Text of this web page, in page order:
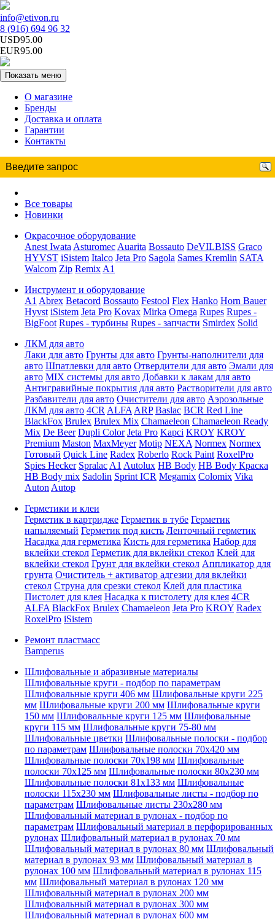
info@etivon.ru
8 (916) 694 96 32
USD95.00
EUR95.00
Показать меню
О магазине
Бренды
Доставка и оплата
Гарантии
Контакты
Все товары
Новинки
Окрасочное оборудование
Anest Iwata Asturomec Auarita Bossauto DeVILBISS Graco
HYVST iSistem Italco Jeta Pro Sagola Sames Kremlin SATA
Walcom Zip Remix A1
Инструмент и оборудование
A1 Abrex Betacord Bossauto Festool Flex Hanko Horn Bauer
Hyvst iSistem Jeta Pro Kovax Mirka Omega Rupes Rupes -
BigFoot Rupes - турбины Rupes - запчасти Smirdex Solid
ЛКМ для авто
Лаки для авто Грунты для авто Грунты-наполнители для
авто Шпатлевки для авто Отвердители для авто Эмали для
авто MIX системы для авто Добавки к лакам для авто
Антигравийные покрытия для авто Растворители для авто
Разбавители для авто Очистители для авто Аэрозольные
ЛКМ для авто 4CR ALFA ARP Baslac BCR Red Line
BlackFox Brulex Brulex Mix Chamaeleon Chamaeleon Ready
Mix De Beer Dupli Color Jeta Pro Kapci KROY KROY
Premium Maston MaxMeyer Motip NEXA Normex Normex
Готовый Quick Line Radex Roberlo Rock Paint RoxelPro
Spies Hecker Spralac A1 Autolux HB Body HB Body Краска
HB Body mix Sadolin Sprint ICR Megamix Colomix Vika
Auton Autop
Герметики и клеи
Герметик в картридже Герметик в тубе Герметик
напыляемый Герметик под кисть Ленточный герметик
Насадка для герметика Кисть для герметика Набор для
вклейки стекол Герметик для вклейки стекол Клей для
вклейки стекол Грунт для вклейки стекол Аппликатор для
грунта Очиститель + активатор адгезии для вклейки
стекол Струна для срезки стекол Клей для пластика
Пистолет для клея Насадка к пистолету для клея 4CR
ALFA BlackFox Brulex Chamaeleon Jeta Pro KROY Radex
RoxelPro iSistem
Ремонт пластмасс
Bamperus
Шлифовальные и абразивные материалы
Шлифовальные круги - подбор по параметрам
Шлифовальные круги 406 мм Шлифовальные круги 225
мм Шлифовальные круги 200 мм Шлифовальные круги
150 мм Шлифовальные круги 125 мм Шлифовальные
круги 115 мм Шлифовальные круги 75-80 мм
Шлифовальные цветки Шлифовальные полоски - подбор
по параметрам Шлифовальные полоски 70x420 мм
Шлифовальные полоски 70x198 мм Шлифовальные
полоски 70x125 мм Шлифовальные полоски 80x230 мм
Шлифовальные полоски 81x133 мм Шлифовальные
полоски 115x230 мм Шлифовальные листы - подбор по
параметрам Шлифовальные листы 230x280 мм
Шлифовальный материал в рулонах - подбор по
параметрам Шлифовальный материал в перфорированных
рулонах Шлифовальный материал в рулонах 70 мм
Шлифовальный материал в рулонах 80 мм Шлифовальный
материал в рулонах 93 мм Шлифовальный материал в
рулонах 100 мм Шлифовальный материал в рулонах 115
мм Шлифовальный материал в рулонах 120 мм
Шлифовальный материал в рулонах 200 мм
Шлифовальный материал в рулонах 300 мм
Шлифовальный материал в рулонах 600 мм